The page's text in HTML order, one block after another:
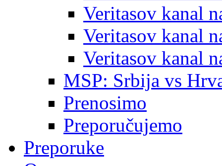
Veritasov kanal
Veritasov kanal
Veritasov kanal
MSP: Srbija vs
Prenosimo
Preporučujemo
Preporuke